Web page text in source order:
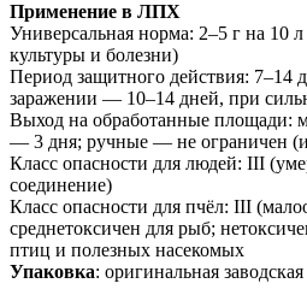
Применение в ЛПХ
Универсальная норма: 2–5 г на 10
культуры и болезни)
Период защитного действия: 7–14
заражении — 10–14 дней, при
Выход на обработанные площади:
— 3 дня; ручные — не ограничен
Класс опасности для людей: III
соединение)
Класс опасности для пчёл: III
среднетоксичен для рыб;
птиц и полезных насекомых
Упаковка: оригинальная